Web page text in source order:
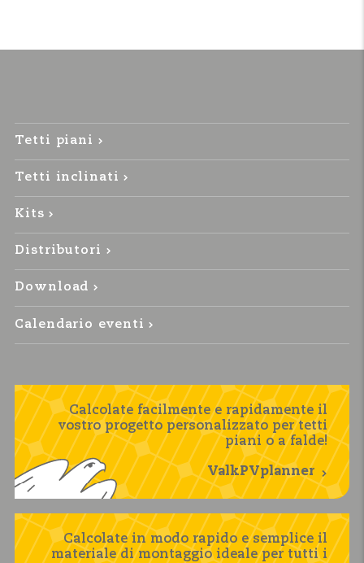
Tetti piani
Tetti inclinati
Kits
Distributori
Download
Calendario eventi
Calcolate facilmente e rapidamente il
vostro progetto personalizzato per tetti
piani o a falde!
ValkPVplanner
Calcolate in modo rapido e semplice il
materiale di montaggio ideale per tutti i